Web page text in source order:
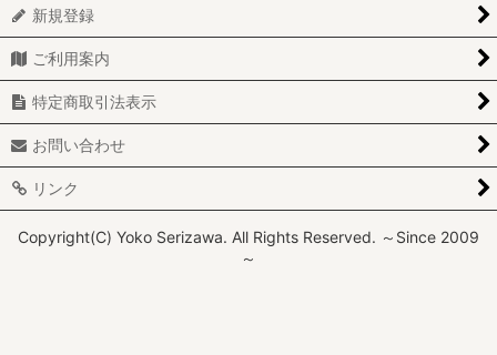
新規登録
ご利用案内
特定商取引法表示
お問い合わせ
リンク
Copyright(C) Yoko Serizawa. All Rights Reserved. ～Since 2009
～